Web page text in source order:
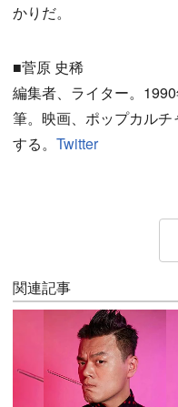
かりだ。
■菅原 史稀
編集者、ライター。
筆。映画、ポップカル
する。 Twitter
関連記事